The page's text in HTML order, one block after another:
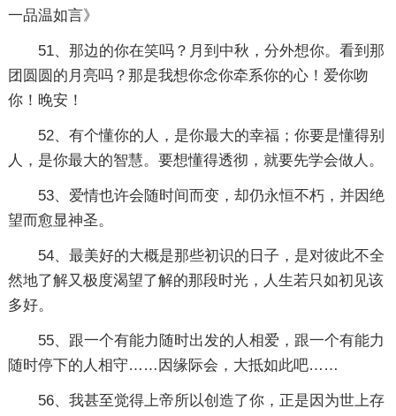
一品温如言》
51、那边的你在笑吗？月到中秋，分外想你。看到那
团圆圆的月亮吗？那是我想你念你牵系你的心！爱你吻
你！晚安！
52、有个懂你的人，是你最大的幸福；你要是懂得别
人，是你最大的智慧。要想懂得透彻，就要先学会做人。
53、爱情也许会随时间而变，却仍永恒不朽，并因绝
望而愈显神圣。
54、最美好的大概是那些初识的日子，是对彼此不全
然地了解又极度渴望了解的那段时光，人生若只如初见该
多好。
55、跟一个有能力随时出发的人相爱，跟一个有能力
随时停下的人相守……因缘际会，大抵如此吧……
56、我甚至觉得上帝所以创造了你，正是因为世上存